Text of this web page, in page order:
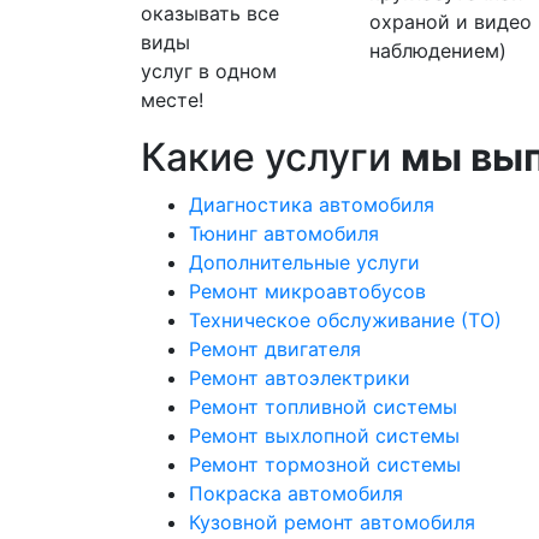
оказывать все
виды
услуг в одном
месте!
охраной и видео
наблюдением)
Какие услуги мы
Диагностика автомобиля
Тюнинг автомобиля
Дополнительные услуги
Ремонт микроавтобусов
Техническое обслуживание (ТО)
Ремонт двигателя
Ремонт автоэлектрики
Ремонт топливной системы
Ремонт выхлопной системы
Ремонт тормозной системы
Покраска автомобиля
Кузовной ремонт автомобиля